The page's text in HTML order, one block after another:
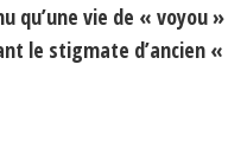
qu’une vie de « voyou »
le stigmate d’ancien «